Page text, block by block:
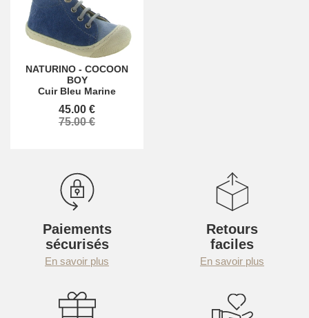
NATURINO - COCOON
BOY
Cuir Bleu Marine
45.00 €
75.00 €
Paiements
sécurisés
En savoir plus
Retours
faciles
En savoir plus